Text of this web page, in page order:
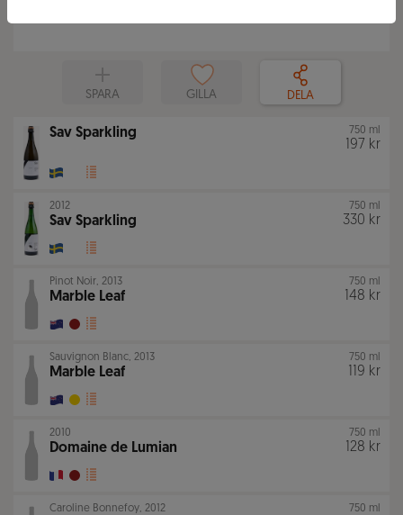
SPARA GILLA DELA
Sav Sparkling 750 ml
197 kr
2012
Sav Sparkling
750 ml
330 kr
Pinot Noir, 2013
Marble Leaf
750 ml
148 kr
Sauvignon Blanc, 2013
Marble Leaf
750 ml
119 kr
2010
Domaine de Lumian
750 ml
128 kr
Caroline Bonnefoy, 2012 750 ml